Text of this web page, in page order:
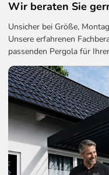
Wir beraten Sie
Unsicher bei Größe,
Unsere erfahrenen
passenden Pergola für